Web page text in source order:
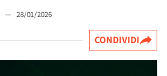
— 28/01/2026
CONDIVIDI